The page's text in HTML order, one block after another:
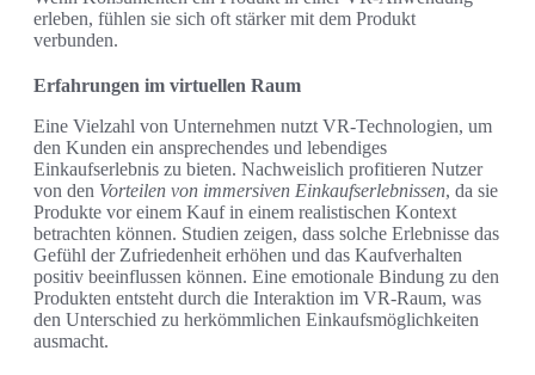
erleben, fühlen sie sich oft stärker mit dem Produkt
verbunden.
Erfahrungen im virtuellen Raum
Eine Vielzahl von Unternehmen nutzt VR-Technologien, um
den Kunden ein ansprechendes und lebendiges
Einkaufserlebnis zu bieten. Nachweislich profitieren Nutzer
von den Vorteilen von immersiven Einkaufserlebnissen, da sie
Produkte vor einem Kauf in einem realistischen Kontext
betrachten können. Studien zeigen, dass solche Erlebnisse das
Gefühl der Zufriedenheit erhöhen und das Kaufverhalten
positiv beeinflussen können. Eine emotionale Bindung zu den
Produkten entsteht durch die Interaktion im VR-Raum, was
den Unterschied zu herkömmlichen Einkaufsmöglichkeiten
ausmacht.